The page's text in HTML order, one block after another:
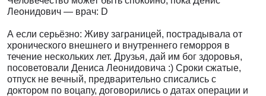
Леонидович — врач: D
А если серьёзно: Живу заграницей, пострадывала от
хронического внешнего и внутреннего геморроя в
течение нескольких лет. Друзья, дай им бог здоровья,
посоветовали Дениса Леонидовича :) Сроки сжатые,
отпуск не вечный, предварительно списались с
доктором по воцапу, договорились о датах операции и